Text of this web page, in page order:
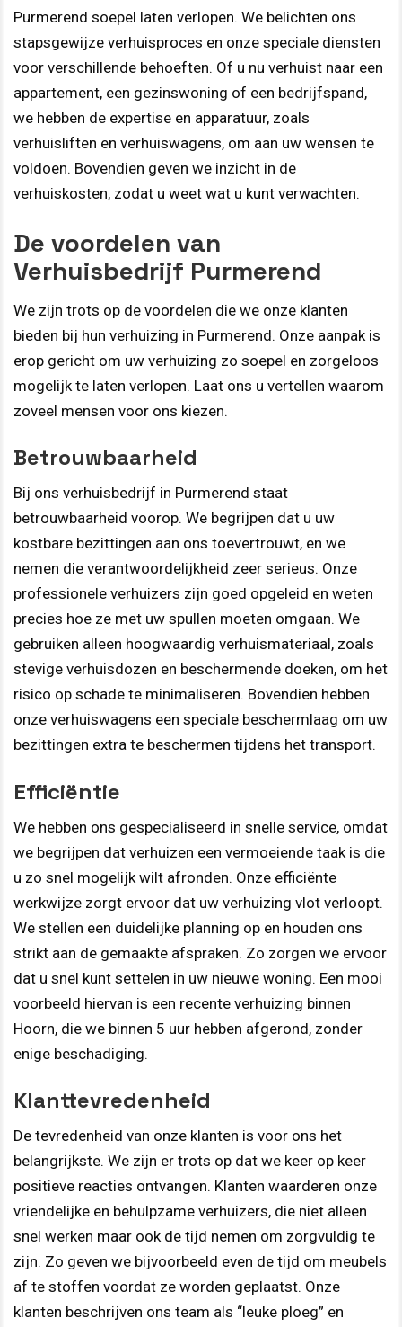
Purmerend soepel laten verlopen. We belichten ons
stapsgewijze verhuisproces en onze speciale diensten
voor verschillende behoeften. Of u nu verhuist naar een
appartement, een gezinswoning of een bedrijfspand,
we hebben de expertise en apparatuur, zoals
verhuisliften en verhuiswagens, om aan uw wensen te
voldoen. Bovendien geven we inzicht in de
verhuiskosten, zodat u weet wat u kunt verwachten.
De voordelen van
Verhuisbedrijf Purmerend
We zijn trots op de voordelen die we onze klanten
bieden bij hun verhuizing in Purmerend. Onze aanpak is
erop gericht om uw verhuizing zo soepel en zorgeloos
mogelijk te laten verlopen. Laat ons u vertellen waarom
zoveel mensen voor ons kiezen.
Betrouwbaarheid
Bij ons verhuisbedrijf in Purmerend staat
betrouwbaarheid voorop. We begrijpen dat u uw
kostbare bezittingen aan ons toevertrouwt, en we
nemen die verantwoordelijkheid zeer serieus. Onze
professionele verhuizers zijn goed opgeleid en weten
precies hoe ze met uw spullen moeten omgaan. We
gebruiken alleen hoogwaardig verhuismateriaal, zoals
stevige verhuisdozen en beschermende doeken, om het
risico op schade te minimaliseren. Bovendien hebben
onze verhuiswagens een speciale beschermlaag om uw
bezittingen extra te beschermen tijdens het transport.
Efficiëntie
We hebben ons gespecialiseerd in snelle service, omdat
we begrijpen dat verhuizen een vermoeiende taak is die
u zo snel mogelijk wilt afronden. Onze efficiënte
werkwijze zorgt ervoor dat uw verhuizing vlot verloopt.
We stellen een duidelijke planning op en houden ons
strikt aan de gemaakte afspraken. Zo zorgen we ervoor
dat u snel kunt settelen in uw nieuwe woning. Een mooi
voorbeeld hiervan is een recente verhuizing binnen
Hoorn, die we binnen 5 uur hebben afgerond, zonder
enige beschadiging.
Klanttevredenheid
De tevredenheid van onze klanten is voor ons het
belangrijkste. We zijn er trots op dat we keer op keer
positieve reacties ontvangen. Klanten waarderen onze
vriendelijke en behulpzame verhuizers, die niet alleen
snel werken maar ook de tijd nemen om zorgvuldig te
zijn. Zo geven we bijvoorbeeld even de tijd om meubels
af te stoffen voordat ze worden geplaatst. Onze
klanten beschrijven ons team als “leuke ploeg” en